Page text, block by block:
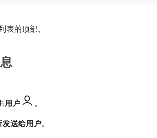
表的顶部。
用户 。
发送给用户。